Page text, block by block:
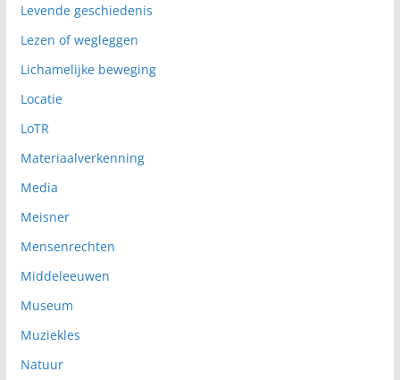
Levende geschiedenis
Lezen of wegleggen
Lichamelijke beweging
Locatie
LoTR
Materiaalverkenning
Media
Meisner
Mensenrechten
Middeleeuwen
Museum
Muziekles
Natuur